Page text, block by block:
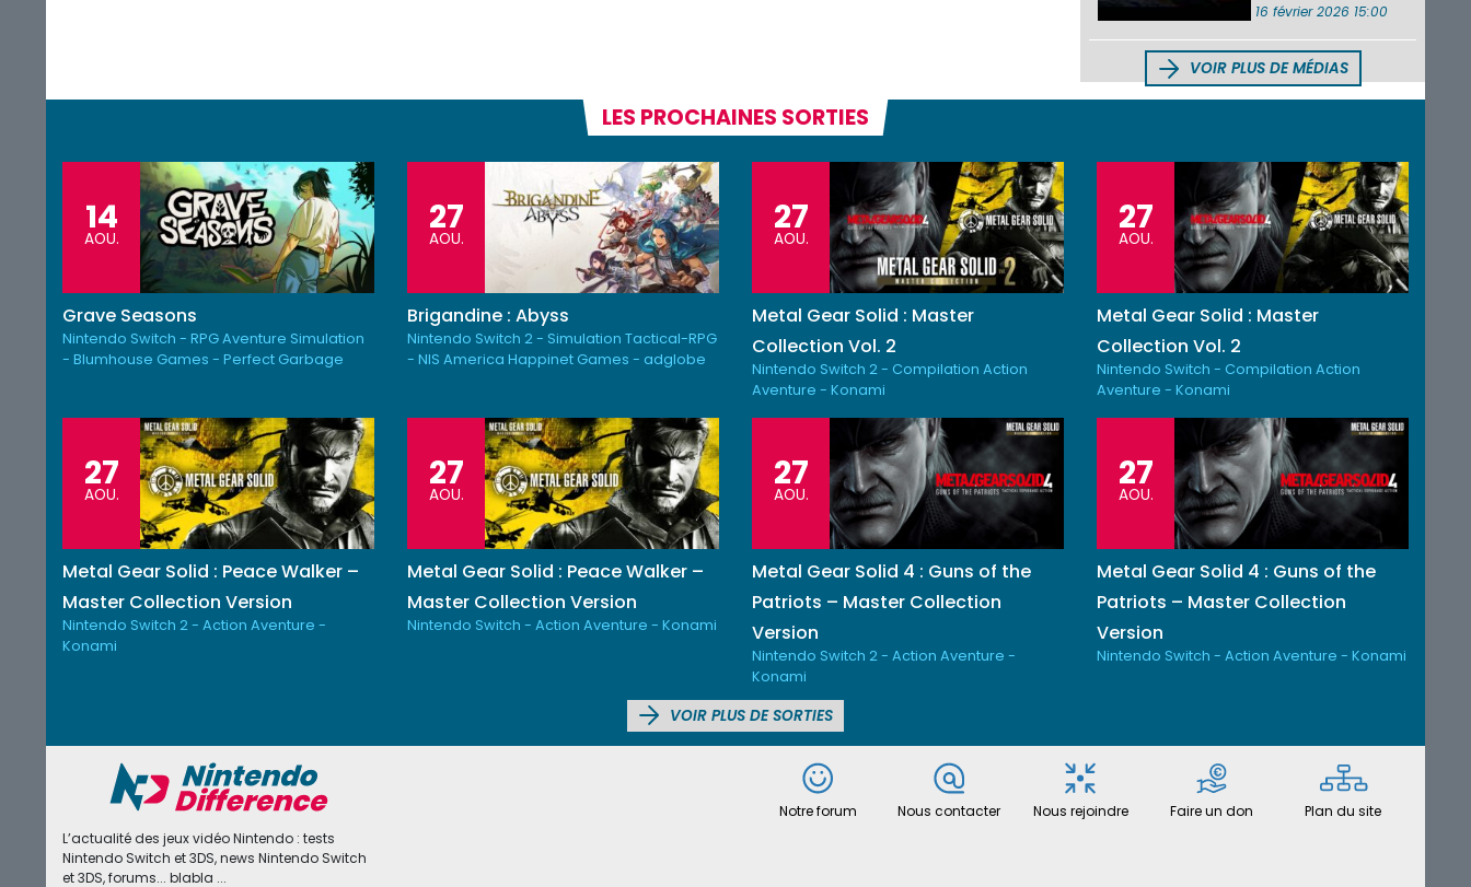
16 février 2026 15:00
VOIR PLUS DE MÉDIAS
LES PROCHAINES SORTIES
14
AOU.
Grave Seasons
Nintendo Switch - RPG Aventure Simulation
- Blumhouse Games - Perfect Garbage
27
AOU.
Brigandine : Abyss
Nintendo Switch 2 - Simulation Tactical-RPG
- NIS America Happinet Games - adglobe
27
AOU.
Metal Gear Solid : Master
Collection Vol. 2
Nintendo Switch 2 - Compilation Action
Aventure - Konami
27
AOU.
Metal Gear Solid : Master
Collection Vol. 2
Nintendo Switch - Compilation Action
Aventure - Konami
27
AOU.
Metal Gear Solid : Peace Walker –
Master Collection Version
Nintendo Switch 2 - Action Aventure -
Konami
27
AOU.
Metal Gear Solid : Peace Walker –
Master Collection Version
Nintendo Switch - Action Aventure - Konami
27
AOU.
Metal Gear Solid 4 : Guns of the
Patriots – Master Collection
Version
Nintendo Switch 2 - Action Aventure -
Konami
27
AOU.
Metal Gear Solid 4 : Guns of the
Patriots – Master Collection
Version
Nintendo Switch - Action Aventure - Konami
VOIR PLUS DE SORTIES
L’actualité des jeux vidéo Nintendo : tests
Nintendo Switch et 3DS, news Nintendo Switch
et 3DS, forums... blabla ...
Notre forum Nous contacter Nous rejoindre Faire un don Plan du site